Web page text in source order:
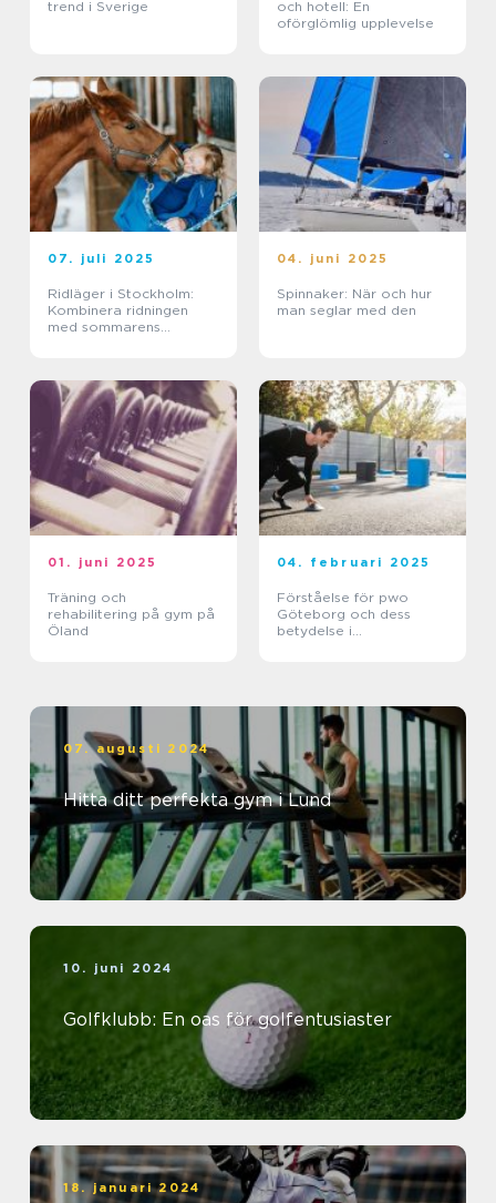
trend i Sverige
och hotell: En
oförglömlig upplevelse
07. juli 2025
Ridläger i Stockholm:
Kombinera ridningen
med sommarens
04. juni 2025
Spinnaker: När och hur
man seglar med den
01. juni 2025
Träning och
rehabilitering på gym på
Öland
04. februari 2025
Förståelse för pwo
Göteborg och dess
betydelse i
07. augusti 2024
Hitta ditt perfekta gym i Lund
10. juni 2024
Golfklubb: En oas för golfentusiaster
18. januari 2024